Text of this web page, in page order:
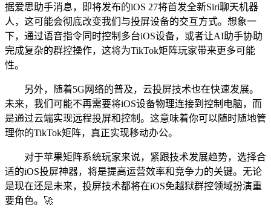
据爱思助手消息，即将发布的iOS 27将首发全新Siri聊天机器
人，这可能会彻底改变我们与投屏设备的交互方式。想象一
下，通过语音指令同时控制多台iOS设备，或者让AI助手协助
完成复杂的群控操作，这将为TikTok矩阵玩家带来更多可能
性。
另外，随着5G网络的普及，云投屏技术也在快速发展。
未来，我们可能不再需要将iOS设备物理连接到控制电脑，而
是通过云端实现远程投屏和控制。这意味着你可以随时随地管
理你的TikTok矩阵，真正实现移动办公。
对于苹果矩阵系统玩家来说，紧跟技术发展趋势，选择合
适的iOS投屏神器，将是提高运营效率和竞争力的关键。无论
是现在还是未来，投屏技术都将在iOS免越狱群控领域扮演重
要角色。🚀